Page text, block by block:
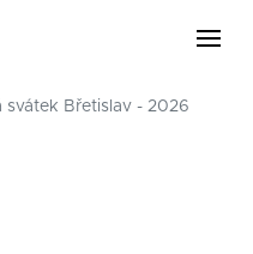
svátek Břetislav - 2026